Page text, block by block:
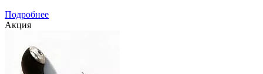
Подробнее
Акция